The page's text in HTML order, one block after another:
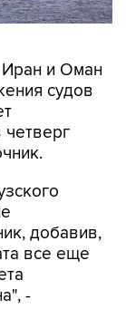
Иран и Оман
судов
добавив,
все еще
-